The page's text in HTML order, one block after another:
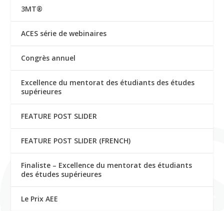
3MT®
ACES série de webinaires
Congrès annuel
Excellence du mentorat des étudiants des études
supérieures
FEATURE POST SLIDER
FEATURE POST SLIDER (FRENCH)
Finaliste – Excellence du mentorat des étudiants
des études supérieures
Le Prix AEE